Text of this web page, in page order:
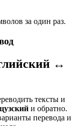
за один раз.
↔
тексты и
и обратно.
перевода и